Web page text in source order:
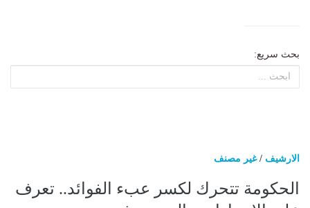
بحث سريع:
الارشيف /غير مصنف
الحكومة تتحرك لكسر عبء الفوائد.. تعرف